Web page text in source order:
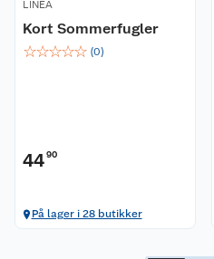
LINEA
Kort Sommerfugler
☆☆☆☆☆ (0)
4490
På lager i 28 butikker